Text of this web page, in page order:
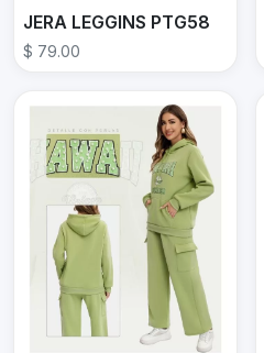
JERA LEGGINS PTG58
$ 79.00